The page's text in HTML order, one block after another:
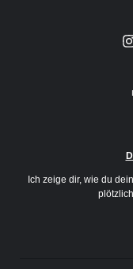
Ich zeige dir, wie du